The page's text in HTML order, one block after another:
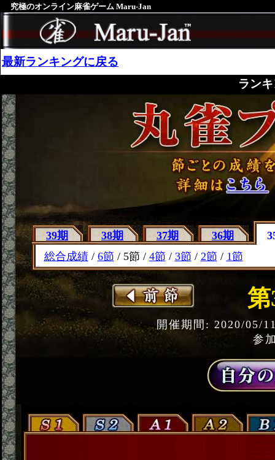
究極のオンライン麻雀ゲーム Maru-Jan
最新ランキングに戻る
ラン
39期 38期 37期 36期
総合成績/ 6節 / 5節 / 4節 / 3節 / 2節 / 1節
第
開催期間: 2020/05/
参